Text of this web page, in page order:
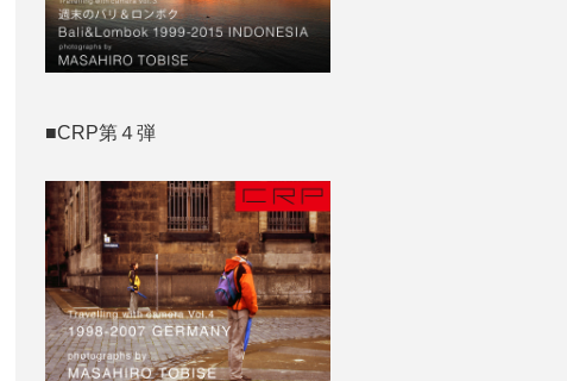
■CRP第４弾